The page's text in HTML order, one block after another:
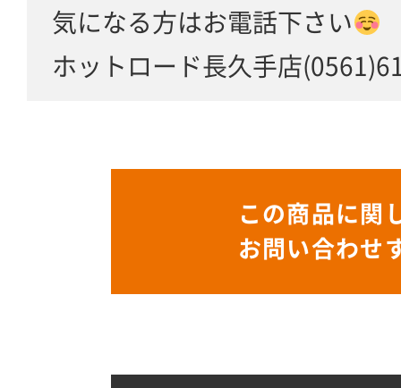
気になる方はお電話下さい
ホットロード長久手店
この商品に関
お問い合わせ